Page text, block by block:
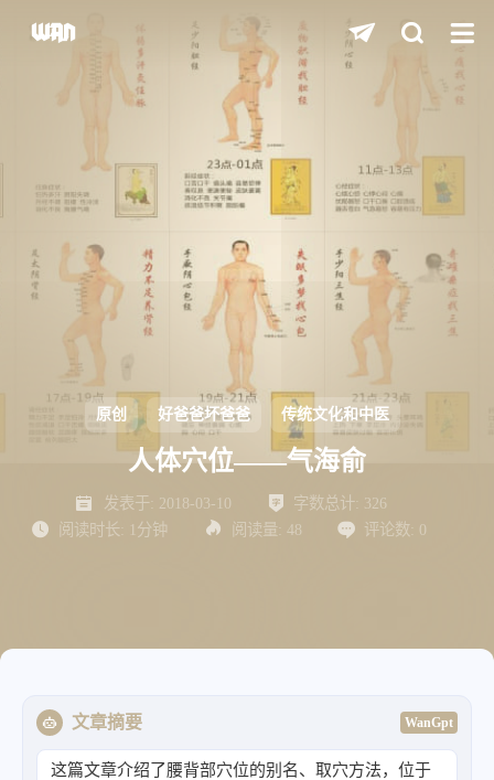
关闭快捷键功能
shift 打开中控台
D 深色/浅色显示模式
S 站内搜索
H 返回首页
L 友链页面
原创 好爸爸坏爸爸 传统文化和中医
人体穴位——气海俞
发表于: 2018-03-10 字数总计: 326
阅读时长: 1分钟 阅读量: 48 评论数: 0
文章摘要 WanGpt
这篇文章介绍了腰背部穴位的别名、取穴方法，位于